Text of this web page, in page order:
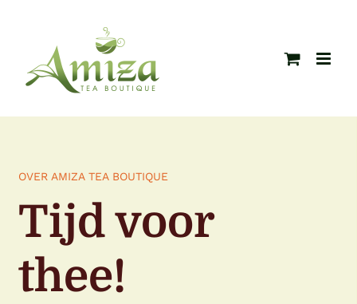
OVER AMIZA TEA BOUTIQUE
Tijd voor
thee!